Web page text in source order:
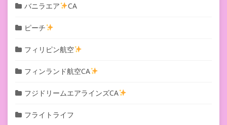
バニラエア CA
ピーチ
フィリピン航空
フィンランド航空CA
フジドリームエアラインズCA
フライトライフ